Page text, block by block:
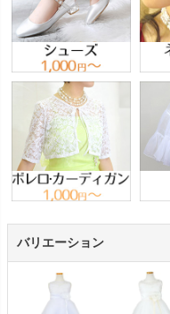
バリエーション